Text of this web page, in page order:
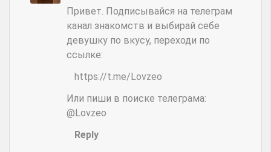
Привет. Подписывайся на телеграм
канал знакомств и выбирай себе
девушку по вкусу, переходи по
ссылке:
https://t.me/Lovzeo
Или пиши в поиске телеграма:
@Lovzeo
Reply